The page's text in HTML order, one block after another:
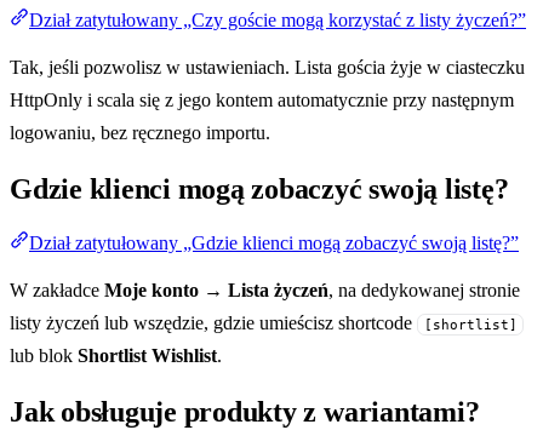
Dział zatytułowany „Czy goście mogą korzystać z listy życzeń?”
Tak, jeśli pozwolisz w ustawieniach. Lista gościa żyje w ciasteczku
HttpOnly i scala się z jego kontem automatycznie przy następnym
logowaniu, bez ręcznego importu.
Gdzie klienci mogą zobaczyć swoją listę?
Dział zatytułowany „Gdzie klienci mogą zobaczyć swoją listę?”
W zakładce Moje konto → Lista życzeń, na dedykowanej stronie
listy życzeń lub wszędzie, gdzie umieścisz shortcode
[shortlist]
lub blok Shortlist Wishlist.
Jak obsługuje produkty z wariantami?